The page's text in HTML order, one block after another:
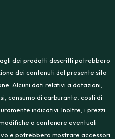
dei prodotti descritti potrebbero
dei contenuti del presente sito
Alcuni dati relativi a dotazioni,
consumo di carburante, costi di
indicativi. Inoltre, i prezzi
o contenere eventuali
e potrebbero mostrare accessori